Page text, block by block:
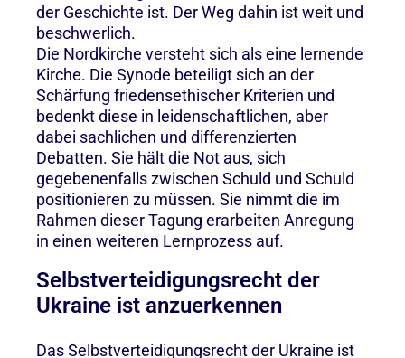
der Geschichte ist. Der Weg dahin ist weit und
beschwerlich.
Die Nordkirche versteht sich als eine lernende
Kirche. Die Synode beteiligt sich an der
Schärfung friedensethischer Kriterien und
bedenkt diese in leidenschaftlichen, aber
dabei sachlichen und differenzierten
Debatten. Sie hält die Not aus, sich
gegebenenfalls zwischen Schuld und Schuld
positionieren zu müssen. Sie nimmt die im
Rahmen dieser Tagung erarbeiten Anregung
in einen weiteren Lernprozess auf.
Selbstverteidigungsrecht der
Ukraine ist anzuerkennen
Das Selbstverteidigungsrecht der Ukraine ist